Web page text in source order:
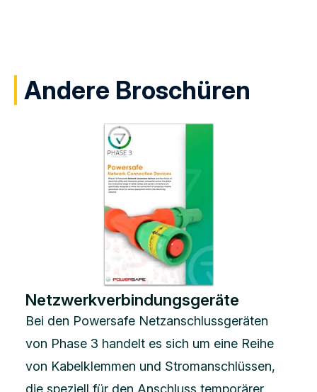
Andere Broschüren
Netzwerkverbindungsgeräte
Bei den Powersafe Netzanschlussgeräten
von Phase 3 handelt es sich um eine Reihe
von Kabelklemmen und Stromanschlüssen,
die speziell für den Anschluss temporärer